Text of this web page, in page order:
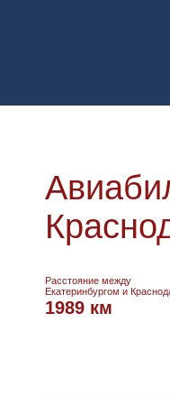
Расстояние между
Екатеринбургом и
1989 км